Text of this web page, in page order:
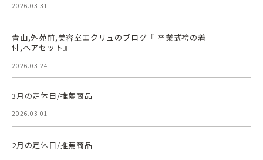
2026.03.31
青山,外苑前,美容室エクリュのブログ『 卒業式袴の着
付,ヘアセット』
2026.03.24
3月の定休日/推薦商品
2026.03.01
2月の定休日/推薦商品